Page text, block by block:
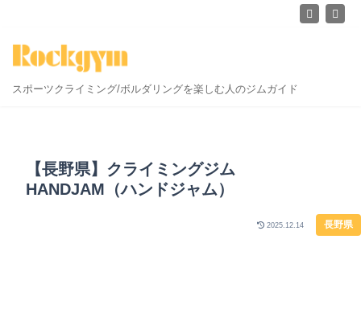
スポーツクライミング/ボルダリングを楽しむ人のジムガイド
【長野県】クライミングジム
HANDJAM（ハンドジャム）
2025.12.14 長野県